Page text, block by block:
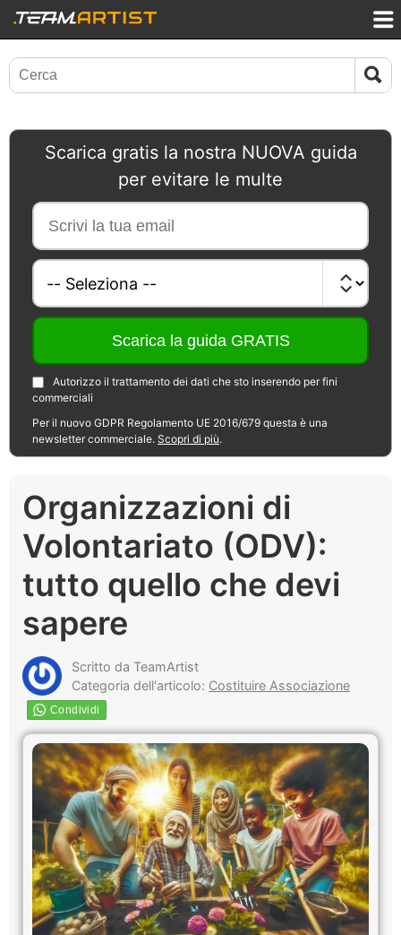
Scarica gratis la nostra NUOVA guida
per evitare le multe
Autorizzo il trattamento dei dati che sto inserendo per fini
commerciali
Per il nuovo GDPR Regolamento UE 2016/679 questa è una
newsletter commerciale. Scopri di più.
Organizzazioni di
Volontariato (ODV):
tutto quello che devi
sapere
Scritto da TeamArtist
Categoria dell'articolo: Costituire Associazione